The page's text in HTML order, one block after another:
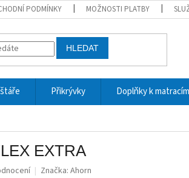
PODMÍNKY MOŽNOSTI PLATBY
HLEDAT
Přikrývky Doplňky k matracím
EXTRA
Značka: Ahorn